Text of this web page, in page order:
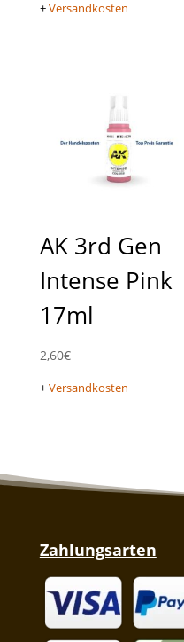
+Versandkosten
AK 3rd Gen
Intense Pink
17ml
2,60€
+Versandkosten
Zahlungsarten